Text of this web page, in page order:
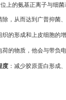
位上的氨基正离子与细
，从而达到广普抑菌、
织的形成和上皮细胞的
荷的物质，他会与带负
度 ：减少胶原蛋白形成